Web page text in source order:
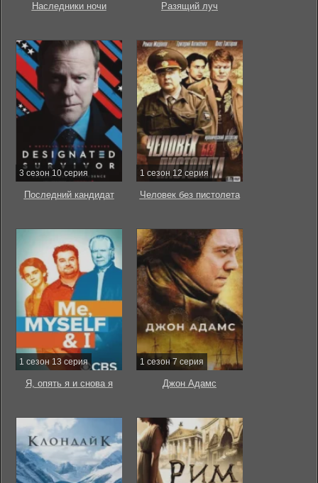
Наследники ночи Разящий луч
3 сезон 10 серия
Последний кандидат
1 сезон 12 серия
Человек без пистолета
1 сезон 13 серия
Я, опять я и снова я
1 сезон 7 серия
Джон Адамс